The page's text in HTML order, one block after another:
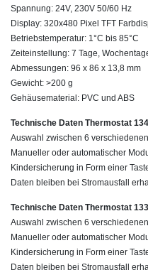
Spannung: 24V, 230V 50/60 Hz
Display: 320x480 Pixel TFT
Betriebstemperatur: 1°C bis 85°C
Zeiteinstellung: 7 Tage,
Abmessungen: 96 x 86 x 13,8 mm
Gewicht: >200 g
Gehäusematerial: PVC und ABS
Technische Daten Thermostat
Auswahl zwischen 6
Manueller oder automatischer
Kindersicherung in Form einer
Daten bleiben bei Stromausfall
Technische Daten Thermostat
Auswahl zwischen 6
Manueller oder automatischer
Kindersicherung in Form einer
Daten bleiben bei Stromausfall